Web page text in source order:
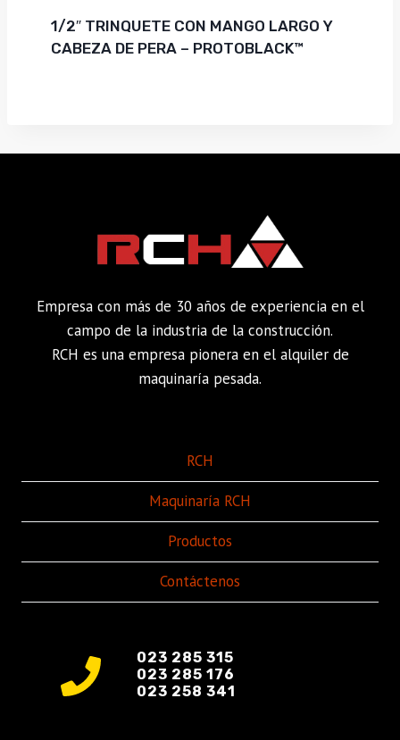
1/2″ TRINQUETE CON MANGO LARGO Y
CABEZA DE PERA – PROTOBLACK™
Empresa con más de 30 años de experiencia en el
campo de la industria de la construcción.
RCH es una empresa pionera en el alquiler de
maquinaría pesada.
RCH
Maquinaría RCH
Productos
Contáctenos
023 285 315
023 285 176
023 258 341